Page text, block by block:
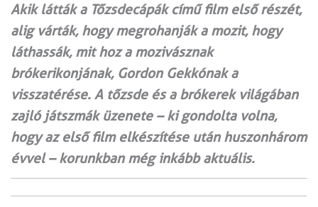
Akik látták a Tőzsdecápák című film első részét,
alig várták, hogy megrohanják a mozit, hogy
láthassák, mit hoz a mozivásznak
brókerikonjának, Gordon Gekkónak a
visszatérése. A tőzsde és a brókerek világában
zajló játszmák üzenete – ki gondolta volna,
hogy az első film elkészítése után huszonhárom
évvel – korunkban még inkább aktuális.